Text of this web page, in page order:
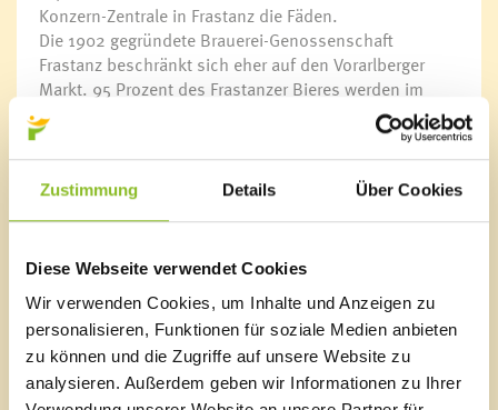
Zustimmung Details Über Cookies
Diese Webseite verwendet Cookies
Wir verwenden Cookies, um Inhalte und Anzeigen zu
personalisieren, Funktionen für soziale Medien anbieten
zu können und die Zugriffe auf unsere Website zu
analysieren. Außerdem geben wir Informationen zu Ihrer
Konzern-Zentrale in Frastanz die Fäden.
Die 1902 gegründete Brauerei-Genossenschaft
Frastanz beschränkt sich eher auf den Vorarlberger
Markt. 95 Prozent des Frastanzer Bieres werden im
Land getrunken. Mit dem Verkauf von tausend weiteren
Genossenschaftsanteilen in diesem Jahr ist das
Unternehmen nun noch stärker in der Region
verankert. Mit dieser Strategie will der Betrieb seine
werden ein neues Sudhaus und ein Gärkeller
von derzeit 40.000 Hektolitern auf künftig 50.000
Hektoliter Bier jährlich steigern.
Kurt Michelini und Dr. Dieter Gruber werden beim